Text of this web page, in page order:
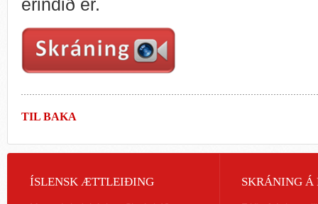
erindið er.
TIL BAKA
ÍSLENSK ÆTTLEIÐING SKRÁNING Á